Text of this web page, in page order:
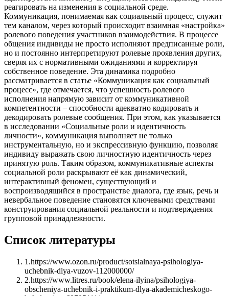
реагировать на изменения в социальной среде.
Коммуникация, понимаемая как социальный процесс, служит
тем каналом, через который происходит взаимная «настройка»
ролевого поведения участников взаимодействия. В процессе
общения индивиды не просто исполняют предписанные роли,
но и постоянно интерпретируют ролевые проявления других,
сверяя их с нормативными ожиданиями и корректируя
собственное поведение. Эта динамика подробно
рассматривается в статье «Коммуникация как социальный
процесс», где отмечается, что успешность ролевого
исполнения напрямую зависит от коммуникативной
компетентности – способности адекватно кодировать и
декодировать ролевые сообщения. При этом, как указывается
в исследовании «Социальные роли и идентичность
личности», коммуникация выполняет не только
инструментальную, но и экспрессивную функцию, позволяя
индивиду выражать свою личностную идентичность через
принятую роль. Таким образом, коммуникативные аспекты
социальной роли раскрывают её как динамический,
интерактивный феномен, существующий и
воспроизводящийся в пространстве диалога, где язык, речь и
невербальное поведение становятся ключевыми средствами
конструирования социальной реальности и подтверждения
групповой принадлежности.
Список литературы
1 .https://www.ozon.ru/product/sotsialnaya-psihologiya-
uchebnik-dlya-vuzov-112000000/
2.https://www.litres.ru/book/elena-ilyina/psihologiya-
obscheniya-uchebnik-i-praktikum-dlya-akademicheskogo-